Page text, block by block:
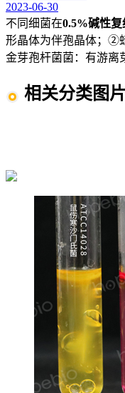
2023-06-30
不同细菌在0.5%碱性复
形晶体为伴孢晶体；②
金芽孢杆菌菌：有游离
相关分类图片